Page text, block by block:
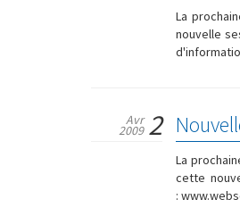
La
nouvelle
Avr
2009 2
La
cette
: